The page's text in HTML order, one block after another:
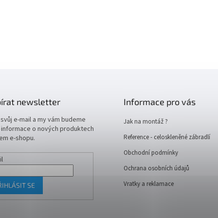
newsletter
e-mail a my vám budeme
o nových produktech
e-shopu.
SE
Informace pro vás
Jak na montáž ?
Reference - celoskleněné zábradlí
Obchodní podmínky
Ochrana osobních údajů
Vratky a reklamace